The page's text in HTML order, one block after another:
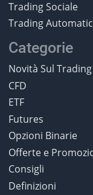
Trading Sociale
Trading
Categorie
Novità Sul Trading
CFD
ETF
Futures
Opzioni Binarie
Offerte e
Consigli
Definizioni